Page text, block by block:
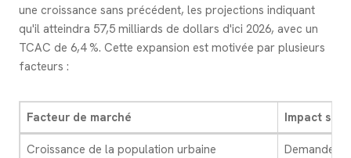
une croissance sans précédent, les projections indiquant
qu'il atteindra 57,5 milliards de dollars d'ici 2026, avec un
TCAC de 6,4 %. Cette expansion est motivée par plusieurs
facteurs :
Facteur de marché Impact sur
Croissance de la population urbaine
Demande